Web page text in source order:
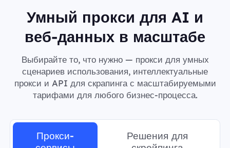
Умный прокси для AI и
веб-данных в масштабе
Выбирайте то, что нужно — прокси для умных
сценариев использования, интеллектуальные
прокси и API для скрапинга с масштабируемыми
тарифами для любого бизнес-процесса.
Прокси-
Решения для